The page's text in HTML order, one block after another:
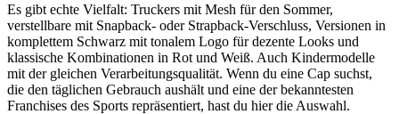
Es gibt echte Vielfalt: Truckers mit Mesh für den Sommer,
verstellbare mit Snapback- oder Strapback-Verschluss, Versionen in
komplettem Schwarz mit tonalem Logo für dezente Looks und
klassische Kombinationen in Rot und Weiß. Auch Kindermodelle
mit der gleichen Verarbeitungsqualität. Wenn du eine Cap suchst,
die den täglichen Gebrauch aushält und eine der bekanntesten
Franchises des Sports repräsentiert, hast du hier die Auswahl.